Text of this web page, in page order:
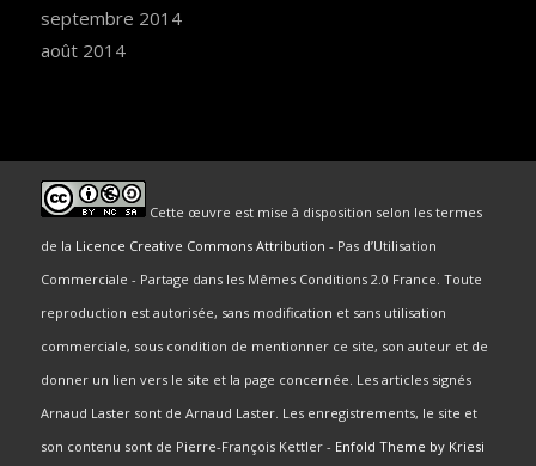
septembre 2014
août 2014
Cette œuvre est mise à disposition selon les termes
de la Licence Creative Commons Attribution - Pas d’Utilisation
Commerciale - Partage dans les Mêmes Conditions 2.0 France. Toute
reproduction est autorisée, sans modification et sans utilisation
commerciale, sous condition de mentionner ce site, son auteur et de
donner un lien vers le site et la page concernée. Les articles signés
Arnaud Laster sont de Arnaud Laster. Les enregistrements, le site et
son contenu sont de Pierre-François Kettler - Enfold Theme by Kriesi